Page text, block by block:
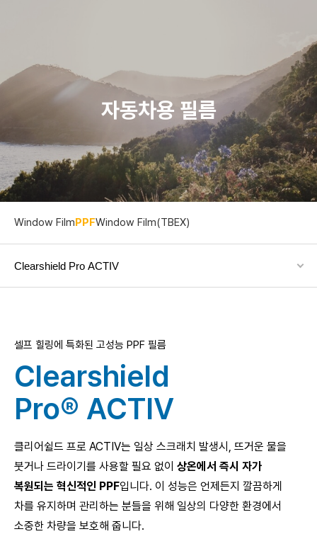
자동차용 필름
Window FilmPPFWindow Film(TBEX)
Clearshield Pro ACTIV
셀프 힐링에 특화된 고성능 PPF 필름
Clearshield
Pro® ACTIV
클리어쉴드 프로 ACTIV는 일상 스크래치 발생시, 뜨거운 물을
붓거나 드라이기를 사용할 필요 없이 상온에서 즉시 자가
복원되는 혁신적인 PPF입니다. 이 성능은 언제든지 깔끔하게
차를 유지하며 관리하는 분들을 위해 일상의 다양한 환경에서
소중한 차량을 보호해 줍니다.